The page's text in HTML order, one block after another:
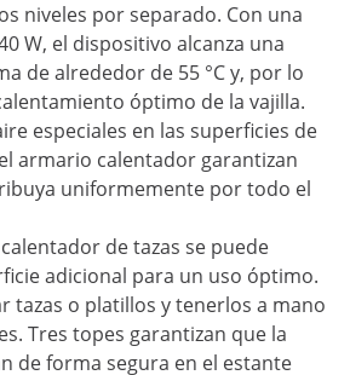
niveles por separado. Con una
W, el dispositivo alcanza una
de alrededor de 55 °C y, por lo
óptimo de la vajilla.
especiales en las superficies de
armario calentador garantizan
uniformemente por todo el
de tazas se puede
adicional para un uso óptimo.
tazas o platillos y tenerlos a mano
Tres topes garantizan que la
de forma segura en el estante